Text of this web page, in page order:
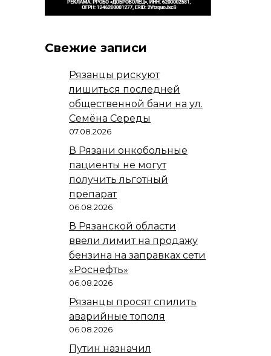
Свежие записи
Рязанцы рискуют
лишиться последней
общественной бани на ул.
Семёна Середы
07.08.2026
В Рязани онкобольные
пациенты не могут
получить льготный
препарат
06.08.2026
В Рязанской области
ввели лимит на продажу
бензина на заправках сети
«Роснефть»
06.08.2026
Рязанцы просят спилить
аварийные тополя
06.08.2026
Путин назначил